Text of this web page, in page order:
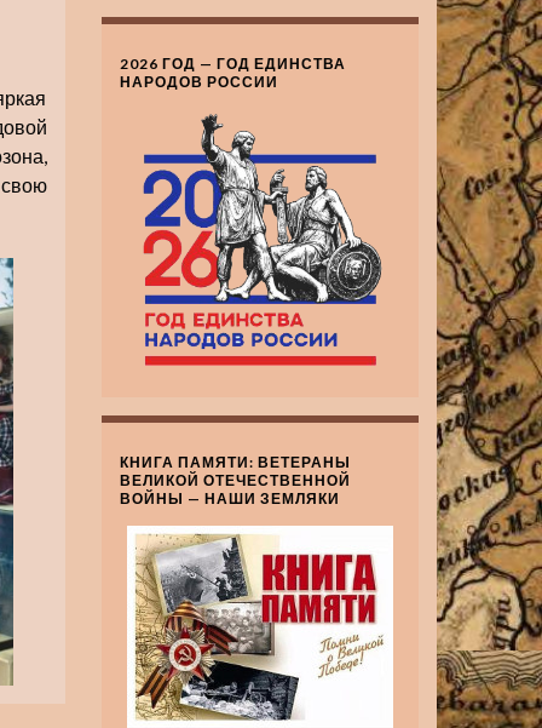
свою
2026 ГОД — ГОД ЕДИНСТВА
НАРОДОВ РОССИИ
КНИГА ПАМЯТИ: ВЕТЕРАНЫ
ВЕЛИКОЙ ОТЕЧЕСТВЕННОЙ
ВОЙНЫ — НАШИ ЗЕМЛЯКИ